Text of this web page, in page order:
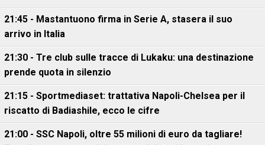
21:45 - Mastantuono firma in Serie A, stasera il suo
arrivo in Italia
21:30 - Tre club sulle tracce di Lukaku: una destinazione
prende quota in silenzio
21:15 - Sportmediaset: trattativa Napoli-Chelsea per il
riscatto di Badiashile, ecco le cifre
21:00 - SSC Napoli, oltre 55 milioni di euro da tagliare!